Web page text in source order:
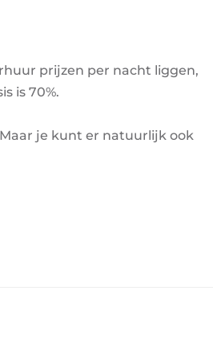
prijzen per nacht liggen,
is 70%.
je kunt er natuurlijk ook